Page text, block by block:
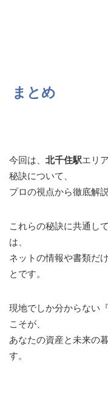
まとめ
今回は、 北千住駅エリ
秘訣について、
プロの視点から徹底解
これらの秘訣に共通し
は、
ネットの情報や書類だ
とです。
現地でしか分からない
こそが、
あなたの資産と未来の
す。